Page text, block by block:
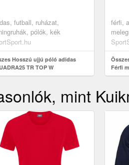
futball, ruházat,
pólók, kék
Hosszú ujjú póló adidas
TR TOP W
férfi,
Férfi
M
mint